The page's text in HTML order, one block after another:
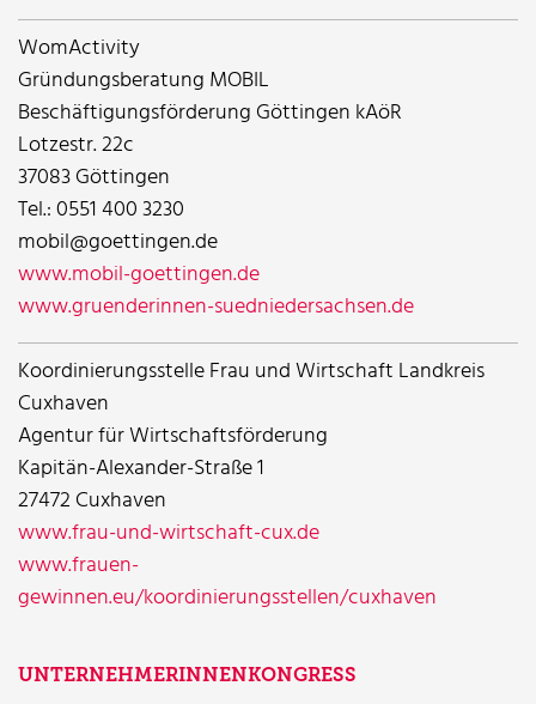
WomActivity
Gründungsberatung MOBIL
Beschäftigungsförderung Göttingen kAöR
Lotzestr. 22c
37083 Göttingen
Tel.: 0551 400 3230
mobil@goettingen.de
www.mobil-goettingen.de
www.gruenderinnen-suedniedersachsen.de
Koordinierungsstelle Frau und Wirtschaft Landkreis
Cuxhaven
Agentur für Wirtschaftsförderung
Kapitän-Alexander-Straße 1
27472 Cuxhaven
www.frau-und-wirtschaft-cux.de
www.frauen-
gewinnen.eu/koordinierungsstellen/cuxhaven
UNTERNEHMERINNENKONGRESS